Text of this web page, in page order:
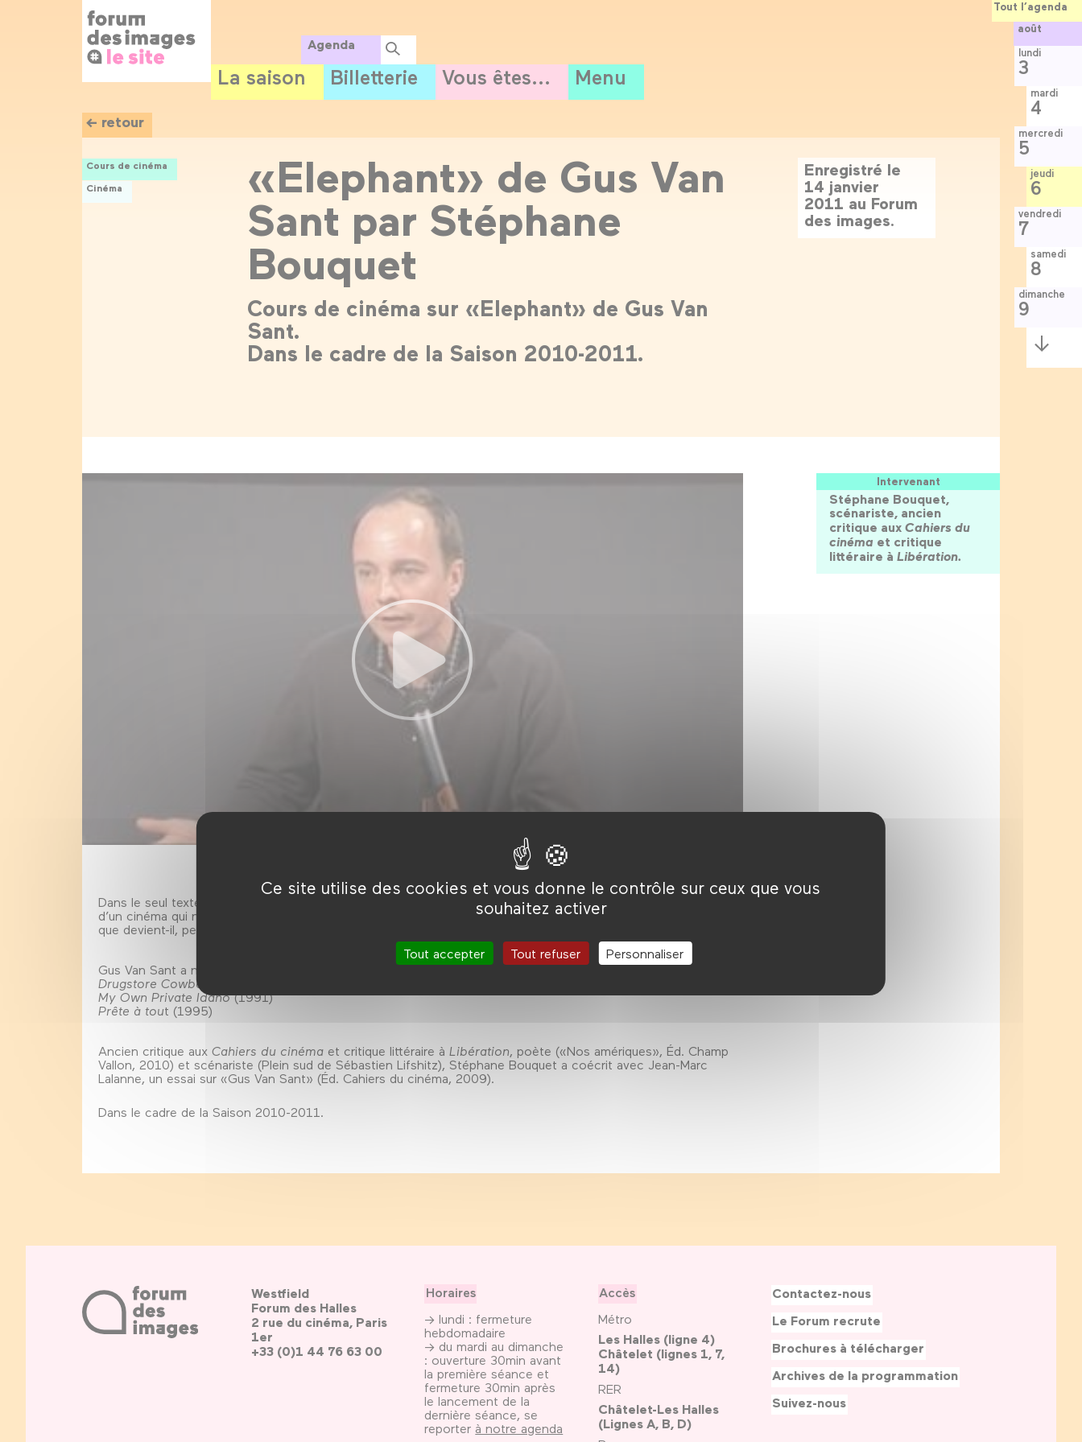
Ce site utilise des cookies et vous donne le contrôle sur ceux que vous
souhaitez activer
Tout accepter Tout refuser Personnaliser
Agenda
La saison Billetterie Vous êtes... Menu
← retour
Cours de cinéma
Cinéma
Enregistré le
14 janvier
2011 au Forum
des images.
«Elephant» de Gus Van
Sant par Stéphane
Bouquet
Cours de cinéma sur «Elephant» de Gus Van
Sant.
Dans le cadre de la Saison 2010-2011.
Intervenant
Stéphane Bouquet,
scénariste, ancien
critique aux Cahiers du
cinéma et critique
littéraire à Libération.
Dans le seul texte théorique qu’il ait écrit - d’ailleurs au moment du tournage d’ Elephant
d’un cinéma qui ne manipulerait pas le monde. Qu’est-ce que le temps, s’il n’est pas manipulé par le cinéma,
que devient-il, peut-il redevenir innocent?
Gus Van Sant a notamment réalisé:
Drugstore Cowboy
My Own Private Idaho(1991)
Prête à tout (1995)
Ancien critique aux Cahiers du cinéma et critique littéraire à Libération , poète («Nos amériques», Éd. Champ
Vallon, 2010) et scénariste (Plein sud de Sébastien Lifshitz), Stéphane Bouquet a coécrit avec Jean-Marc
Lalanne, un essai sur «Gus Van Sant» (Éd. Cahiers du cinéma, 2009).
Dans le cadre de la Saison 2010-2011.
Tout l’agenda
août
lundi
3
mardi
4
mercredi
5
jeudi
6
vendredi
7
samedi
8
dimanche
9
Semaine
suivante
Westfield
Forum des Halles
2 rue du cinéma, Paris
1er
+33 (0)1 44 76 63 00
Horaires
→ lundi : fermeture
hebdomadaire
→ du mardi au dimanche
: ouverture 30min avant
la première séance et
fermeture 30min après
le lancement de la
dernière séance, se
reporter à notre agenda
Accès
Métro
Les Halles (ligne 4)
Châtelet (lignes 1, 7,
14)
RER
Châtelet-Les Halles
(Lignes A, B, D)
Contactez-nous
Le Forum recrute
Brochures à télécharger
Archives de la programmation
Suivez-nous